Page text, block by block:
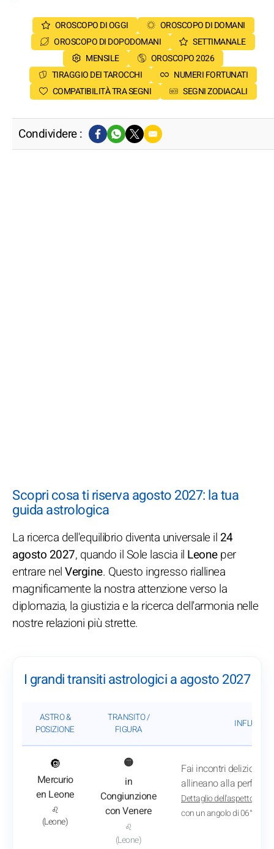
OROSCOPO DI OGGI
OROSCOPO DI DOMANI
OROSCOPO DI DOPODOMANI
SETTIMANALE
MENSILE
OROSCOPO 2026
TIRAGGIO DEI TAROCCHI
NUMERI FORTUNATI
COMPATIBILITÀ TRA SEGNI
SEGNI ZODIACALI
Condividere :
Scopri cosa ti riserva agosto 2027: la tua
guida astrologica
La ricerca dell'equilibrio diventa universale il 24
agosto 2027, quando il Sole lascia il Leoneper
entrare nelVergine. Questo ingresso riallinea
magnificamente la nostra attenzione verso la
diplomazia, la giustizia e la ricerca dell'armonia nelle
nostre relazioni più strette.
I grandi transiti astrologici a agosto 2027
ASTRO &
POSIZIONE
TRANSITO /
FIGURA
🔘
Mercurio
en Leone
: Vedi l'analisi del transito
♌
(Leone)
🟡
in
Congiunzione
con Venere
♌
(Leone)
Fai incontri deliziosi e
allineano alla
Dettaglio dell'aspetto
con un angolo di 06° 16'